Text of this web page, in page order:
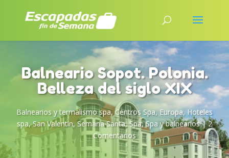
Balneario Sopot. Polonia.
Belleza del siglo XIX
Balnearios y termalismo spa,Centros Spa,Europa,Hoteles
spa,San Valentín,Semana Santa,Spa,Spa y balnearios|2
Comentarios